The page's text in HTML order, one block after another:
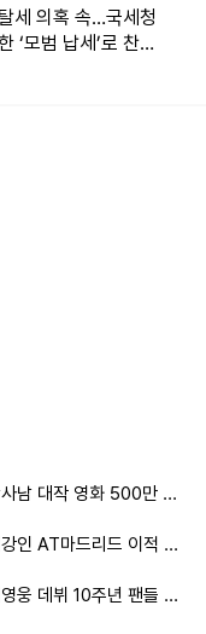
서 만난 두 사람. 천
도 못 하겠지? 네가
세 의혹 속…국세청
‘모범 납세’로 찬사
장
남 대작 영화 500만 관객
인 AT마드리드 이적 이유
웅 데뷔 10주년 팬들 정말